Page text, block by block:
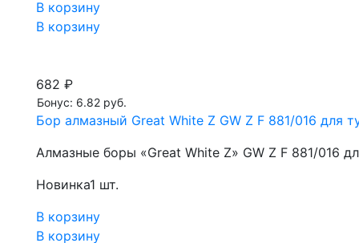
В корзину
В корзину
682 ₽
Бонус: 6.82 руб.
Бор алмазный Great White Z GW Z F 881/016 для
Алмазные боры «Great White Z» GW Z F 881/016
Новинка1 шт.
В корзину
В корзину